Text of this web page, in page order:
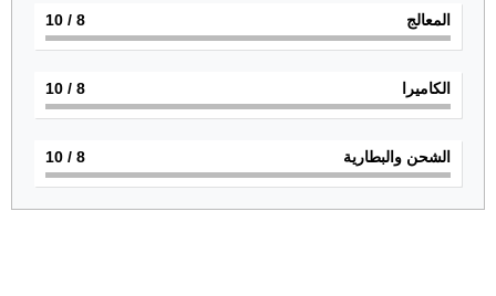
المعالج 8
/ 10
الكاميرا 8
/ 10
الشحن والبطارية 8
/ 10